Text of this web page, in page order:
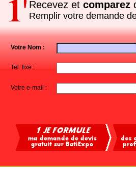
Recevez et comparez
Remplir votre demande
Votre Nom :
Tel. fixe :
Votre e-mail :